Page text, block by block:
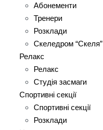
Абонементи
Тренери
Розклади
Скеледром “Скеля”
Релакс
Релакс
Студія засмаги
Спортивні секції
Спортивні секції
Розклади